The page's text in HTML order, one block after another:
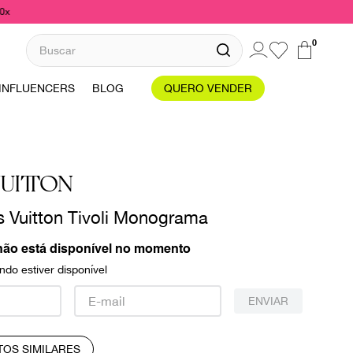
Buscar 0
INFLUENCERS BLOG QUERO VENDER
Vuitton Tivoli Monograma
está disponível no momento
estiver disponível
ENVIAR
SIMILARES